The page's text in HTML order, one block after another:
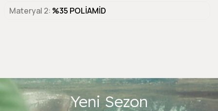
Materyal 2 %35 POLİAMİD
Yeni Sezon